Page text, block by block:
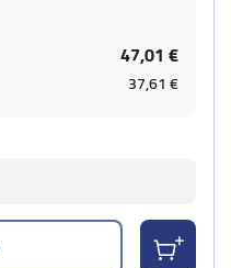
47,01 €
37,61 €